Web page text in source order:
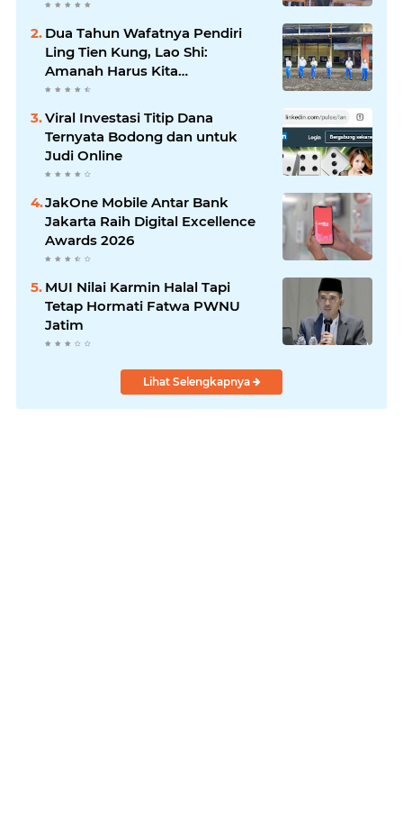
Dua Tahun Wafatnya Pendiri
Ling Tien Kung, Lao Shi:
Amanah Harus Kita
Laksanakan!
Viral Investasi Titip Dana
Ternyata Bodong dan untuk
Judi Online
JakOne Mobile Antar Bank
Jakarta Raih Digital Excellence
Awards 2026
MUI Nilai Karmin Halal Tapi
Tetap Hormati Fatwa PWNU
Jatim
Lihat Selengkapnya